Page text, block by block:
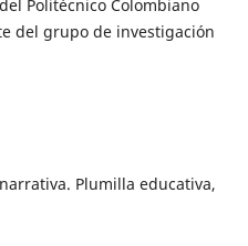
Politécnico Colombiano
del grupo de investigación
Plumilla educativa,